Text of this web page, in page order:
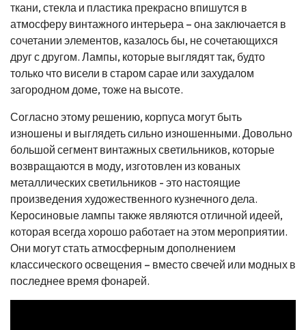
ткани, стекла и пластика прекрасно впишутся в
атмосферу винтажного интерьера – она заключается в
сочетании элементов, казалось бы, не сочетающихся
друг с другом. Лампы, которые выглядят так, будто
только что висели в старом сарае или захудалом
загородном доме, тоже на высоте.
Согласно этому решению, корпуса могут быть
изношены и выглядеть сильно изношенными. Довольно
большой сегмент винтажных светильников, которые
возвращаются в моду, изготовлен из кованых
металлических светильников - это настоящие
произведения художественного кузнечного дела.
Керосиновые лампы также являются отличной идеей,
которая всегда хорошо работает на этом мероприятии.
Они могут стать атмосферным дополнением
классического освещения – вместо свечей или модных в
последнее время фонарей.